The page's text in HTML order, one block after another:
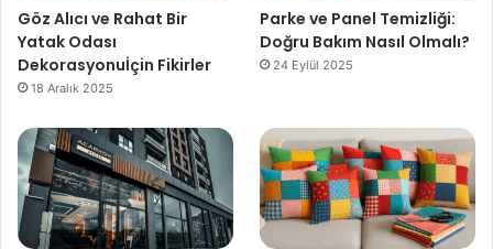
Göz Alıcı ve Rahat Bir
Yatak Odası
Dekorasyonuİçin Fikirler
18 Aralık 2025
Parke ve Panel Temizliği:
Doğru Bakım Nasıl Olmalı?
24 Eylül 2025